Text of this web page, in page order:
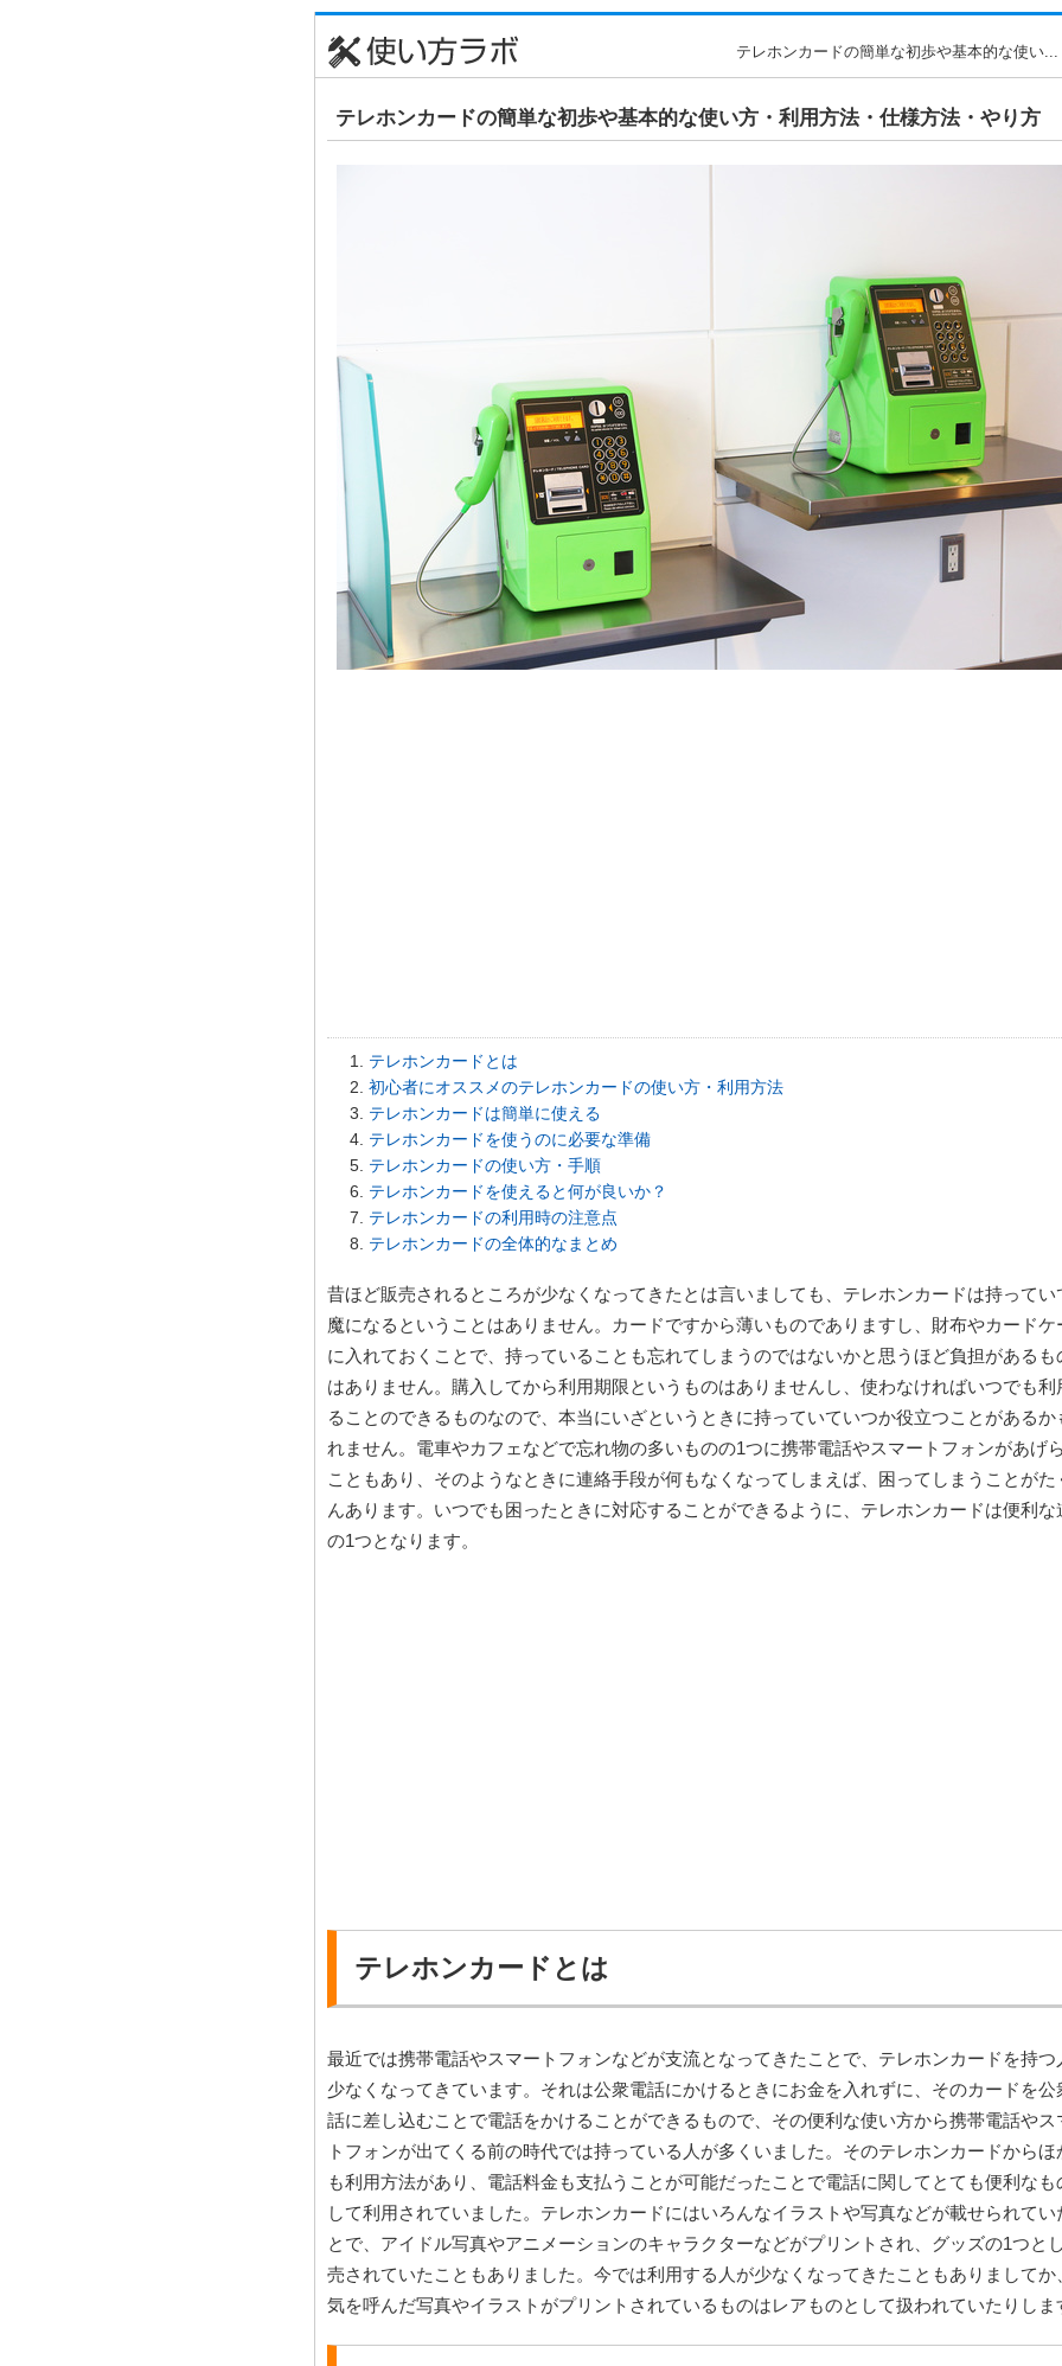
テレホンカードの簡単な初歩や基本的な使い
テレホンカードの簡単な初歩や基本的な使い方・利用方法・仕様方法・やり方
テレホンカードとは
初心者にオススメのテレホンカードの使い方・利用方法
テレホンカードは簡単に使える
テレホンカードを使うのに必要な準備
テレホンカードの使い方・手順
テレホンカードを使えると何が良いか？
テレホンカードの利用時の注意点
テレホンカードの全体的なまとめ
昔ほど販売されるところが少なくなってきたとは言いましても、テレホンカードは持ってい
魔になるということはありません。カードですから薄いものでありますし、財布やカードケ
に入れておくことで、持っていることも忘れてしまうのではないかと思うほど負担があるも
はありません。購入してから利用期限というものはありませんし、使わなければいつでも利
ることのできるものなので、本当にいざというときに持っていていつか役立つことがあるか
れません。電車やカフェなどで忘れ物の多いものの1つに携帯電話やスマートフォンがあげ
こともあり、そのようなときに連絡手段が何もなくなってしまえば、困ってしまうことがた
んあります。いつでも困ったときに対応することができるように、テレホンカードは便利な
の1つとなります。
テレホンカードとは
最近では携帯電話やスマートフォンなどが支流となってきたことで、テレホンカードを持つ
少なくなってきています。それは公衆電話にかけるときにお金を入れずに、そのカードを公
話に差し込むことで電話をかけることができるもので、その便利な使い方から携帯電話やス
トフォンが出てくる前の時代では持っている人が多くいました。そのテレホンカードからほ
も利用方法があり、電話料金も支払うことが可能だったことで電話に関してとても便利なも
して利用されていました。テレホンカードにはいろんなイラストや写真などが載せられてい
とで、アイドル写真やアニメーションのキャラクターなどがプリントされ、グッズの1つと
売されていたこともありました。今では利用する人が少なくなってきたこともありましてか
気を呼んだ写真やイラストがプリントされているものはレアものとして扱われていたりしま